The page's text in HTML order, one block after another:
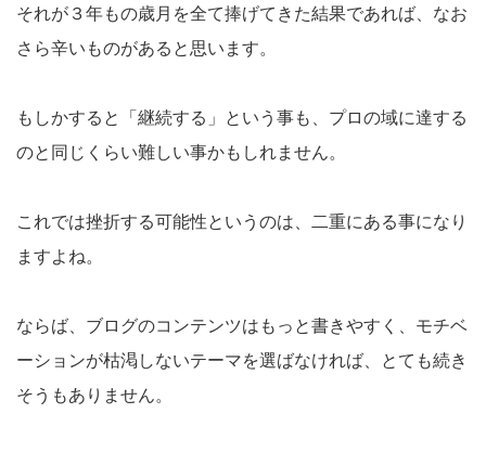
それが３年もの歳月を全て捧げてきた結果であれば、なお
さら辛いものがあると思います。
もしかすると「継続する」という事も、プロの域に達する
のと同じくらい難しい事かもしれません。
これでは挫折する可能性というのは、二重にある事になり
ますよね。
ならば、ブログのコンテンツはもっと書きやすく、モチベ
ーションが枯渇しないテーマを選ばなければ、とても続き
そうもありません。